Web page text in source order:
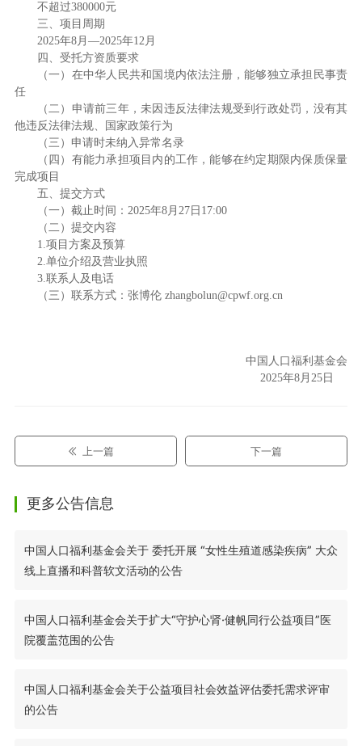
不超过380000元
三、项目周期
2025年8月—2025年12月
四、受托方资质要求
（一）在中华人民共和国境内依法注册，能够独立承担民事责
任
（二）申请前三年，未因违反法律法规受到行政处罚，没有其
他违反法律法规、国家政策行为
（三）申请时未纳入异常名录
（四）有能力承担项目内的工作，能够在约定期限内保质保量
完成项目
五、提交方式
（一）截止时间：2025年8月27日17:00
（二）提交内容
1.项目方案及预算
2.单位介绍及营业执照
3.联系人及电话
（三）联系方式：张博伦 zhangbolun@cpwf.org.cn
中国人口福利基金会
2025年8月25日
上一篇 下一篇
更多公告信息
中国人口福利基金会关于 委托开展 “女性生殖道感染疾病” 大众
线上直播和科普软文活动的公告
中国人口福利基金会关于扩大“守护心肾·健帆同行公益项目”医
院覆盖范围的公告
中国人口福利基金会关于公益项目社会效益评估委托需求评审
的公告